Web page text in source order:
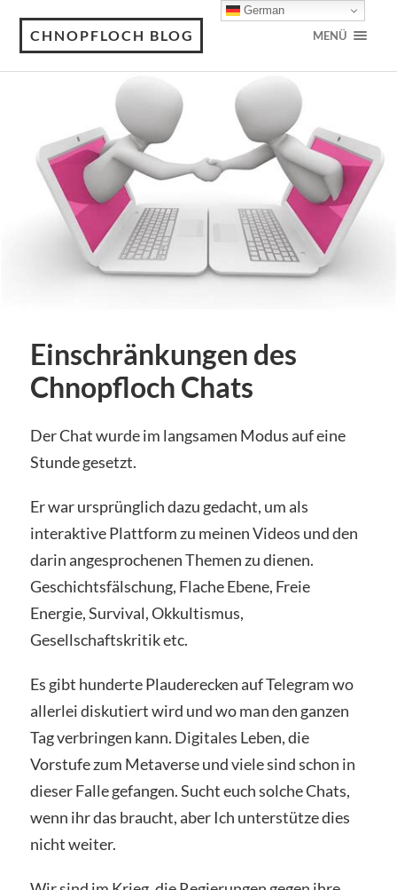
CHNOPFLOCH BLOG MENÜ
Einschränkungen des
Chnopfloch Chats
Der Chat wurde im langsamen Modus auf eine
Stunde gesetzt.
Er war ursprünglich dazu gedacht, um als
interaktive Plattform zu meinen Videos und den
darin angesprochenen Themen zu dienen.
Geschichtsfälschung, Flache Ebene, Freie
Energie, Survival, Okkultismus,
Gesellschaftskritik etc.
Es gibt hunderte Plauderecken auf Telegram wo
allerlei diskutiert wird und wo man den ganzen
Tag verbringen kann. Digitales Leben, die
Vorstufe zum Metaverse und viele sind schon in
dieser Falle gefangen. Sucht euch solche Chats,
wenn ihr das braucht, aber Ich unterstütze dies
nicht weiter.
German